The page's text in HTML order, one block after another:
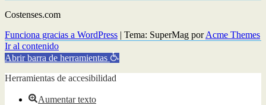
Costenses.com
Funciona gracias a WordPress | Tema: SuperMag porAcme Themes
Ir al contenido
Abrir barra de herramientas
Herramientas de accesibilidad
Aumentar texto